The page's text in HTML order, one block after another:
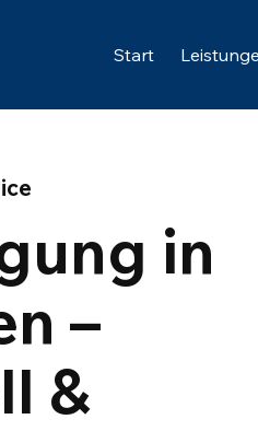
Start
in
–
&